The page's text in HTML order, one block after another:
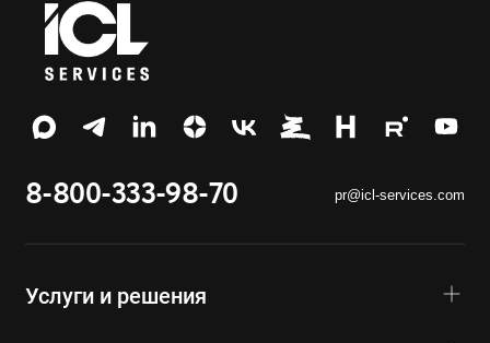
8-800-333-98-70 pr@icl-services.com
Услуги и решения